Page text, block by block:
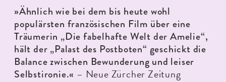
»Ähnlich wie bei dem bis heute wohl
populärsten französischen Film über eine
Träumerin „Die fabelhafte Welt der Amelie“,
hält der „Palast des Postboten“ geschickt die
Balance zwischen Bewunderung und leiser
Selbstironie.« – Neue Zürcher Zeitung